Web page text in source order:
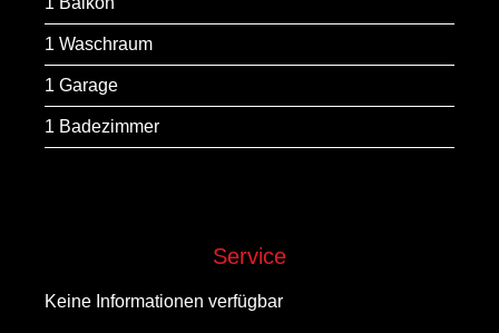
1 Waschraum
1 Garage
1 Badezimmer
Service
Keine Informationen verfügbar